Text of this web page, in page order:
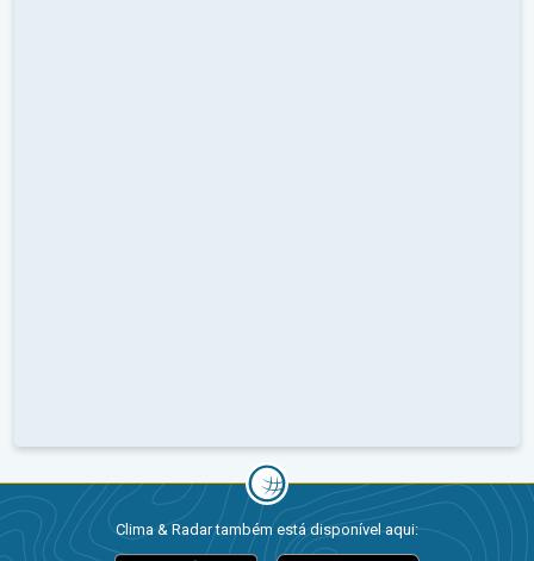
Clima & Radar também está disponível aqui: